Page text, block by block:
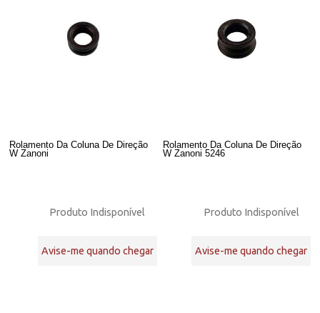
Rolamento Da Coluna De Direção
W Zanoni
Produto Indisponível
Avise-me quando chegar
Rolamento Da Coluna De Direção
W Zanoni 5246
Produto Indisponível
Avise-me quando chegar